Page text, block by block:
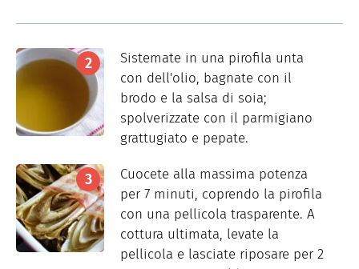
Sistemate in una pirofila unta
con dell'olio, bagnate con il
brodo e la salsa di soia;
spolverizzate con il parmigiano
grattugiato e pepate.
Cuocete alla massima potenza
per 7 minuti, coprendo la pirofila
con una pellicola trasparente. A
cottura ultimata, levate la
pellicola e lasciate riposare per 2